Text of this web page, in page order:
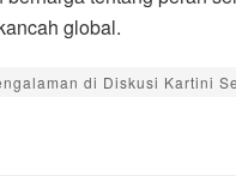
global.
di Diskusi Kartini